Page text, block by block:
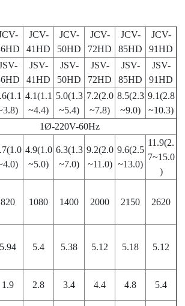
JCV-
41HD
JCV-
50HD
JCV-
72HD
JCV-
85HD
JCV-
91HD
JSV-
41HD
JSV-
50HD
JSV-
72HD
JSV-
85HD
JSV-
91HD
4.1(1.1
~4.4)
5.0(1.3
~5.4)
7.2(2.0
~7.8)
8.5(2.3
~9.0)
9.1(2.8
~10.3)
1Ø-220V-60Hz
4.9(1.0
~5.0)
6.3(1.3
~7.0)
9.2(2.0
~11.0)
9.6(2.5
~13.0)
11.9(2.
7~15.0
)
820 1080 1400 2000 2150 2620
5.94 5.4 5.38 5.12 5.18 5.12
1.9 2.8 3.4 4.4 4.8 5.4